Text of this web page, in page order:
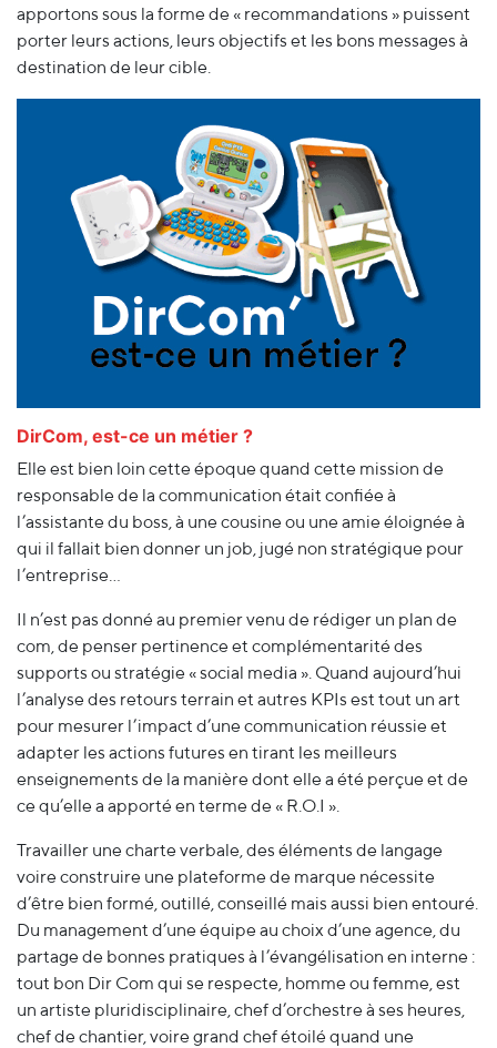
apportons sous la forme de « recommandations » puissent
porter leurs actions, leurs objectifs et les bons messages à
destination de leur cible.
DirCom, est-ce un métier ?
Elle est bien loin cette époque quand cette mission de
responsable de la communication était confiée à
l’assistante du boss, à une cousine ou une amie éloignée à
qui il fallait bien donner un job, jugé non stratégique pour
l’entreprise…
Il n’est pas donné au premier venu de rédiger un plan de
com, de penser pertinence et complémentarité des
supports ou stratégie « social media ». Quand aujourd’hui
l’analyse des retours terrain et autres KPIs est tout un art
pour mesurer l’impact d’une communication réussie et
adapter les actions futures en tirant les meilleurs
enseignements de la manière dont elle a été perçue et de
ce qu’elle a apporté en terme de « R.O.I ».
Travailler une charte verbale, des éléments de langage
voire construire une plateforme de marque nécessite
d’être bien formé, outillé, conseillé mais aussi bien entouré.
Du management d’une équipe au choix d’une agence, du
partage de bonnes pratiques à l’évangélisation en interne :
tout bon Dir Com qui se respecte, homme ou femme, est
un artiste pluridisciplinaire, chef d’orchestre à ses heures,
chef de chantier, voire grand chef étoilé quand une